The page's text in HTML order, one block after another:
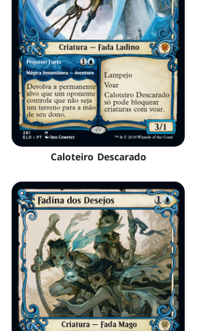
Caloteiro Descarado